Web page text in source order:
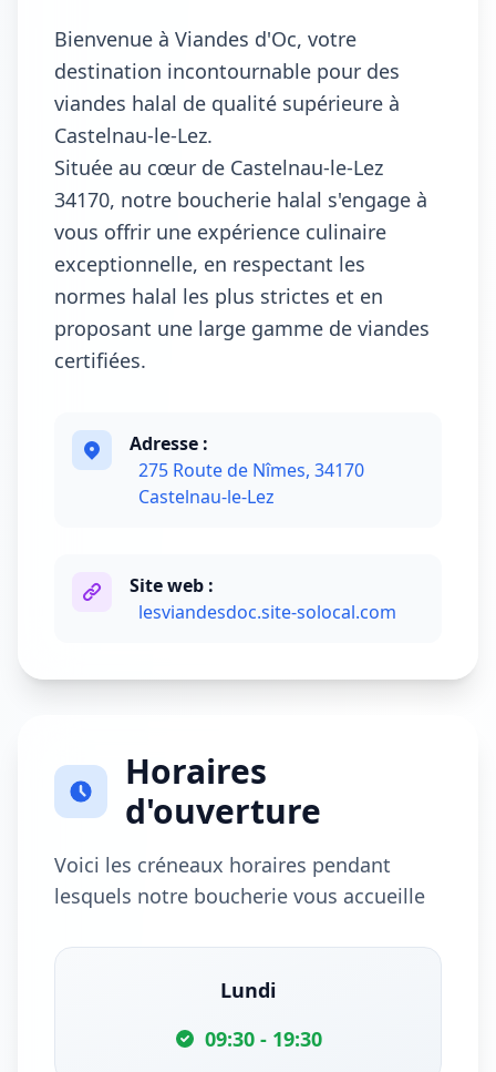
Bienvenue à Viandes d'Oc, votre
destination incontournable pour des
viandes halal de qualité supérieure à
Castelnau-le-Lez.
Située au cœur de Castelnau-le-Lez
34170, notre boucherie halal s'engage à
vous offrir une expérience culinaire
exceptionnelle, en respectant les
normes halal les plus strictes et en
proposant une large gamme de viandes
certifiées.
Adresse :
275 Route de Nîmes, 34170
Castelnau-le-Lez
Site web :
lesviandesdoc.site-solocal.com
Horaires
d'ouverture
Voici les créneaux horaires pendant
lesquels notre boucherie vous accueille
Lundi
09:30 - 19:30